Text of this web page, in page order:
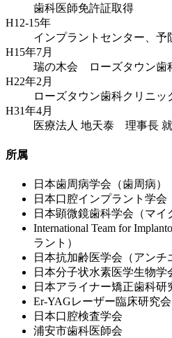
歯科医師免許証取得
H12-15年
インプラントセンター、予
H15年7月
瑞の木会 ローズタウン歯
H22年2月
ローズタウン歯科クリニ
H31年4月
医療法人 地天泰 理事長
所属
日本歯周病学会（歯周病）
日本口腔インプラント学会
日本顕微鏡歯科学会（マイ
International Team for
ラント）
日本抗加齢医学会（アンチ
日本分子状水素医学生物学
日本アライナー矯正歯科研
Er-YAGレーザー臨床研究会
日本口腔検査学会
浦安市歯科医師会